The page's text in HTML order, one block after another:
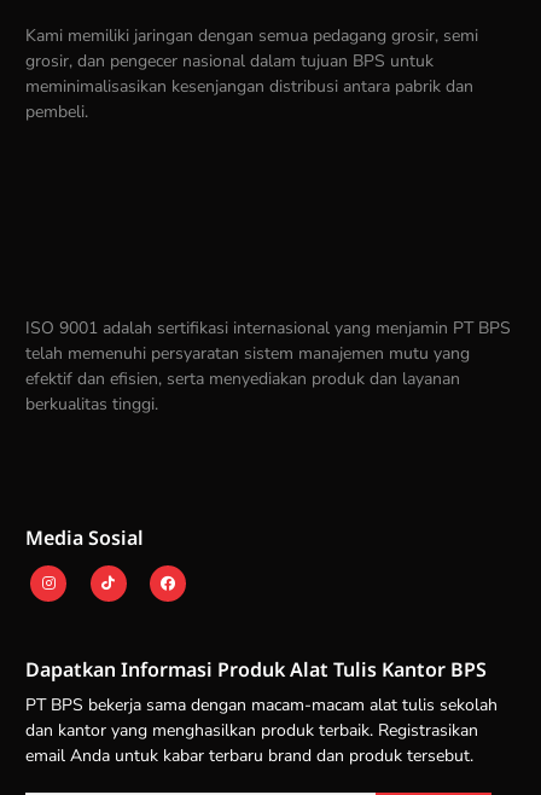
Kami memiliki jaringan dengan semua pedagang grosir, semi
grosir, dan pengecer nasional dalam tujuan BPS untuk
meminimalisasikan kesenjangan distribusi antara pabrik dan
pembeli.
ISO 9001 adalah sertifikasi internasional yang menjamin PT BPS
telah memenuhi persyaratan sistem manajemen mutu yang
efektif dan efisien, serta menyediakan produk dan layanan
berkualitas tinggi.
Media Sosial
Dapatkan Informasi Produk Alat Tulis Kantor BPS
PT BPS bekerja sama dengan macam-macam alat tulis sekolah
dan kantor yang menghasilkan produk terbaik. Registrasikan
email Anda untuk kabar terbaru brand dan produk tersebut.